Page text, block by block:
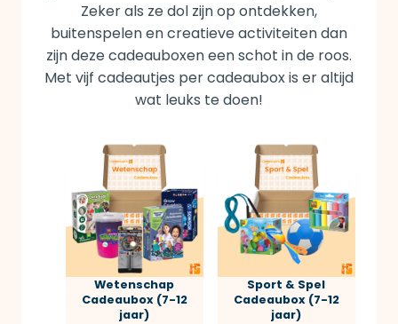
Zeker als ze dol zijn op ontdekken,
buitenspelen en creatieve activiteiten dan
zijn deze cadeauboxen een schot in de roos.
Met vijf cadeautjes per cadeaubox is er altijd
wat leuks te doen!
Wetenschap
Cadeaubox (7-12
jaar)
Sport & Spel
Cadeaubox (7-12
jaar)